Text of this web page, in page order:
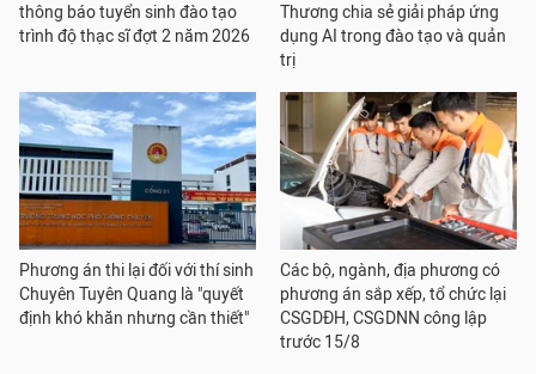
thông báo tuyển sinh đào tạo
trình độ thạc sĩ đợt 2 năm 2026
Thương chia sẻ giải pháp ứng
dụng AI trong đào tạo và quản
trị
Phương án thi lại đối với thí sinh
Chuyên Tuyên Quang là "quyết
định khó khăn nhưng cần thiết"
Các bộ, ngành, địa phương có
phương án sắp xếp, tổ chức lại
CSGDĐH, CSGDNN công lập
trước 15/8